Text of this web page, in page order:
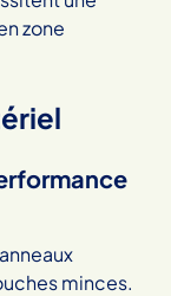
zone
minces.